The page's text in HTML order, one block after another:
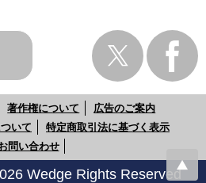
著作権について
広告のご案内
いて
特定商取引法に基づく表示
問い合わせ
Wedge Rights Reserved